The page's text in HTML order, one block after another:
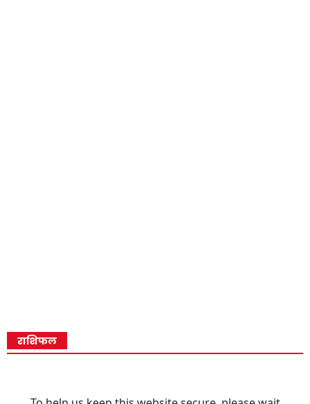
राशिफल